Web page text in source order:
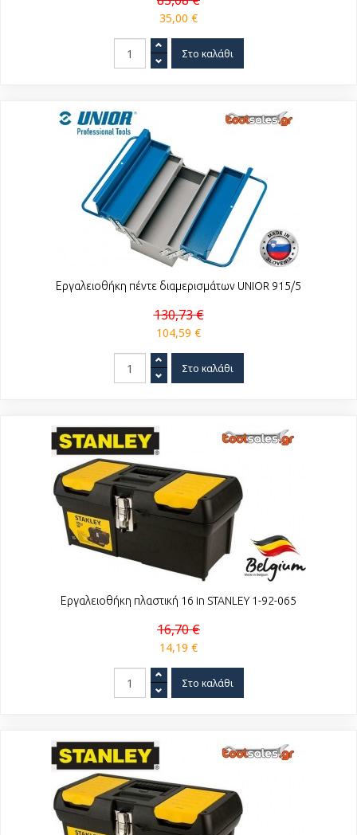
35,00 €
Εργαλειοθήκη πέντε διαμερισμάτων UNIOR 915/5
130,73 €
104,59 €
Εργαλειοθήκη πλαστική 16 in STANLEY 1-92-065
16,70 €
14,19 €